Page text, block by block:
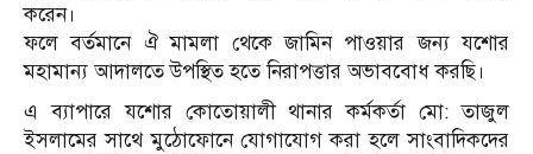
করেন।
ফলে বর্তমানে ঐ মামলা থেকে জামিন পাওয়ার জন্য যশোর
মহামান্য আদালতে উপস্থিত হতে নিরাপত্তার অভাববোধ করছি।
এ ব্যাপারে যশোর কোতোয়ালী থানার কর্মকর্তা মো: তাজুল
ইসলামের সাথে মুঠোফোনে যোগাযোগ করা হলে সাংবাদিকদের